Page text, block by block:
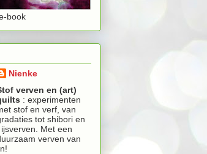
book
Nienke
verven en (art)
: experimenten
stof en verf, van
tot shibori en
Met een
verven van